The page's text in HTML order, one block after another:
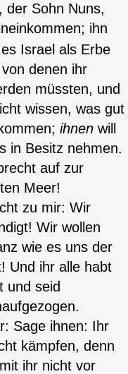
der Sohn Nuns,
ihn
Israel als Erbe
denen ihr
müssten, und
wissen, was gut
ihnen will
in Besitz nehmen.
auf zur
Meer!
zu mir: Wir
Wir wollen
wie es uns der
Und ihr alle habt
und seid
Sage ihnen: Ihr
kämpfen, denn
ihr nicht vor